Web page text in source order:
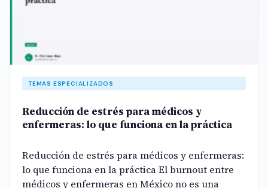
TEMAS ESPECIALIZADOS
Reducción de estrés para médicos y
enfermeras: lo que funciona en la práctica
Reducción de estrés para médicos y enfermeras:
lo que funciona en la práctica El burnout entre
médicos y enfermeras en México no es una